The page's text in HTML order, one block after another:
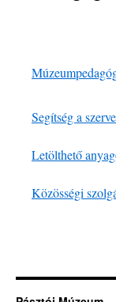
Segítség a
Letölthető
Közösségi